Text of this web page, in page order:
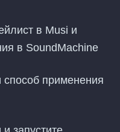
в Musi и
в SoundMachine
применения